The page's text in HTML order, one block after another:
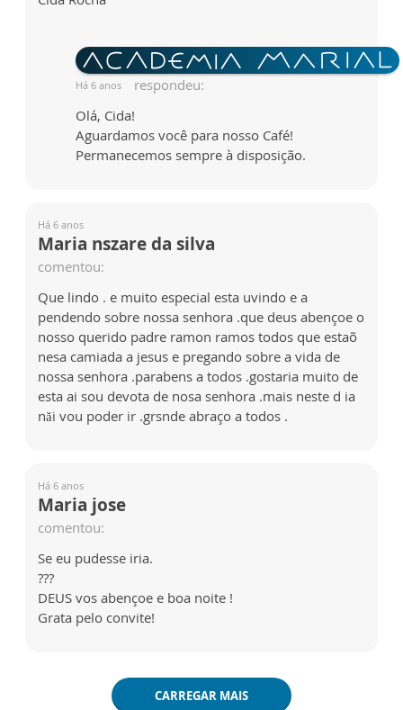
Há 6 anos
respondeu:
Olá, Cida!
Aguardamos você para nosso Café!
Permanecemos sempre à disposição.
Há 6 anos
Maria nszare da silva
comentou:
Que lindo . e muito especial esta uvindo e a
pendendo sobre nossa senhora .que deus abençoe o
nosso querido padre ramon ramos todos que estaõ
nesa camiada a jesus e pregando sobre a vida de
nossa senhora .parabens a todos .gostaria muito de
esta ai sou devota de nosa senhora .mais neste d ia
năi vou poder ir .grsnde abraço a todos .
Há 6 anos
Maria jose
comentou:
Se eu pudesse iria.
???
DEUS vos abençoe e boa noite !
Grata pelo convite!
CARREGAR MAIS